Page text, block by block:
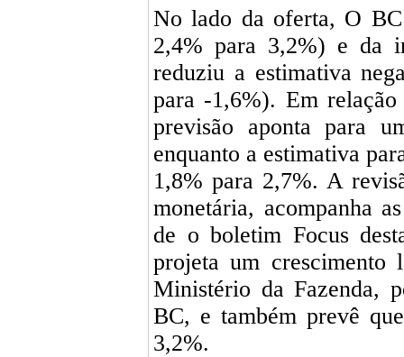
No lado da oferta, O
2,4% para 3,2%) e da
reduziu a estimativa
para -1,6%). Em
previsão aponta para
enquanto a estimativa
1,8% para 2,7%. A
monetária, acompanha
de o boletim Focus
projeta um crescimento
Ministério da Fazenda,
BC, e também prevê
3,2%.